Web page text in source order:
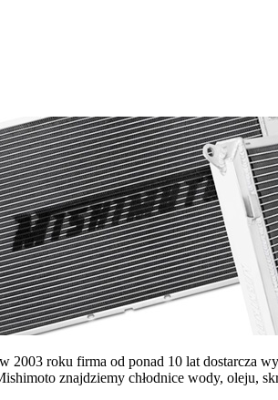
2003 roku firma od ponad 10 lat dostarcza
znajdziemy chłodnice wody, oleju,